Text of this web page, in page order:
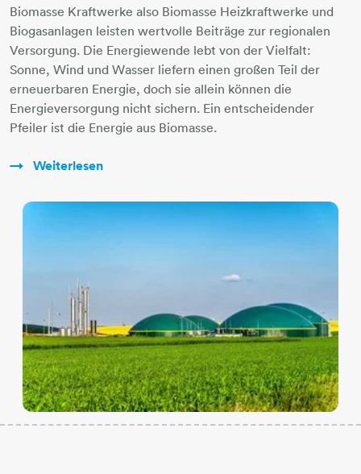
Biomasse Kraftwerke also Biomasse Heizkraftwerke und
Biogasanlagen leisten wertvolle Beiträge zur regionalen
Versorgung. Die Energiewende lebt von der Vielfalt:
Sonne, Wind und Wasser liefern einen großen Teil der
erneuerbaren Energie, doch sie allein können die
Energieversorgung nicht sichern. Ein entscheidender
Pfeiler ist die Energie aus Biomasse.
Weiterlesen